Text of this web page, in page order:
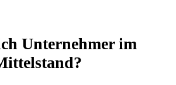
Unternehmer im